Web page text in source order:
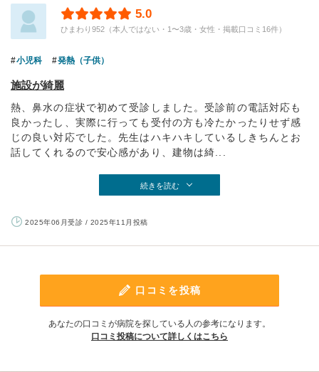
5.0
ひまわり952（本人ではない・1〜3歳・女性・掲載口コミ16件）
小児科 発熱（子供）
施設が綺麗
熱、鼻水の症状で初めて受診しました。受診前の電話対応も
良かったし、実際に行っても受付の方も冷たかったりせず感
じの良い対応でした。先生はハキハキしているしきちんとお
話してくれるので安心感があり、建物は綺...
続きを読む
2025年06月受診 / 2025年11月投稿
口コミを投稿
あなたの口コミが病院を探している人の参考になります。
口コミ投稿について詳しくはこちら